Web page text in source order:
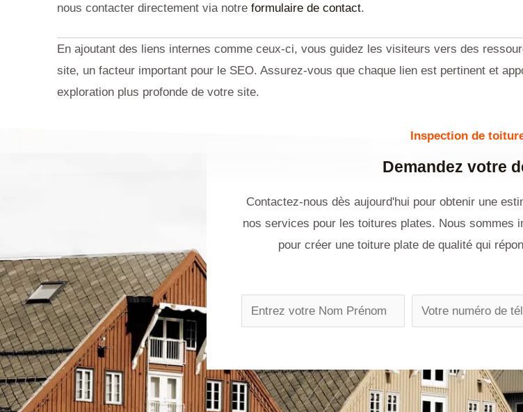
nous contacter directement via notre formulaire de contact.
En ajoutant des liens internes comme ceux-ci, vous guidez les visiteurs vers des
site, un facteur important pour le SEO. Assurez-vous que chaque lien est pertinent et
exploration plus profonde de votre site.
Inspection de
Demandez votre
Contactez-nous dès aujourd'hui pour obtenir une
nos services pour les toitures plates. Nous sommes
pour créer une toiture plate de qualité qui
a
e
*
h
n